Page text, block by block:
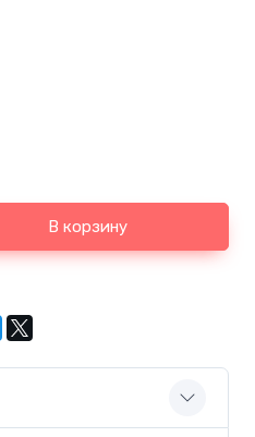
В корзину